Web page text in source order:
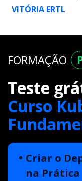
VITÓRIA ERTL
FORMAÇÃO
Teste
Curso
Criar o
na Prática